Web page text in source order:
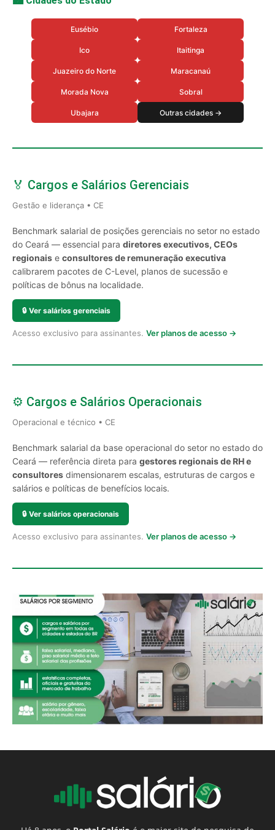
Eusébio Fortaleza
Ico Itaitinga
Juazeiro do Norte Maracanaú
Morada Nova Sobral
Ubajara Outras cidades →
🏅 Cargos e Salários Gerenciais
Gestão e liderança • CE
Benchmark salarial de posições gerenciais no setor no estado
do Ceará — essencial para diretores executivos, CEOs
regionais e consultores de remuneração executiva
calibrarem pacotes de C-Level, planos de sucessão e
políticas de bônus na localidade.
🔒 Ver salários gerenciais
Acesso exclusivo para assinantes. Ver planos de acesso →
⚙️ Cargos e Salários Operacionais
Operacional e técnico • CE
Benchmark salarial da base operacional do setor no estado do
Ceará — referência direta para gestores regionais de RH e
consultores dimensionarem escalas, estruturas de cargos e
salários e políticas de benefícios locais.
🔒 Ver salários operacionais
Acesso exclusivo para assinantes. Ver planos de acesso →